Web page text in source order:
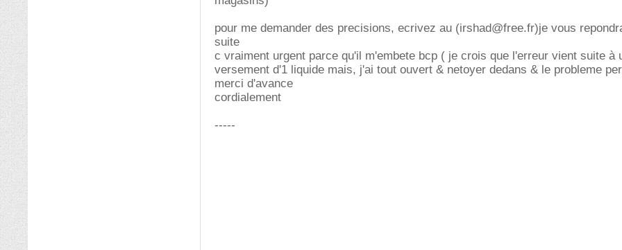
pour me demander des precisions, ecrivez au (irshad@free.fr)je vous
suite
c vraiment urgent parce qu'il m'embete bcp ( je crois que l'erreur vient suite à
versement d'1 liquide mais, j'ai tout ouvert & netoyer dedans & le probleme
merci d'avance
cordialement
-----